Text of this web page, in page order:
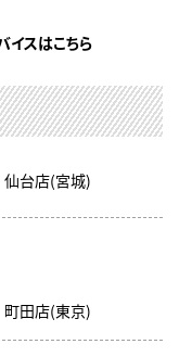
イスはこちら
仙台店(宮城)
町田店(東京)